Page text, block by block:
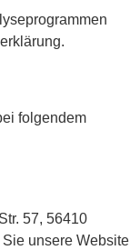
folgendem
57, 56410
unsere Website